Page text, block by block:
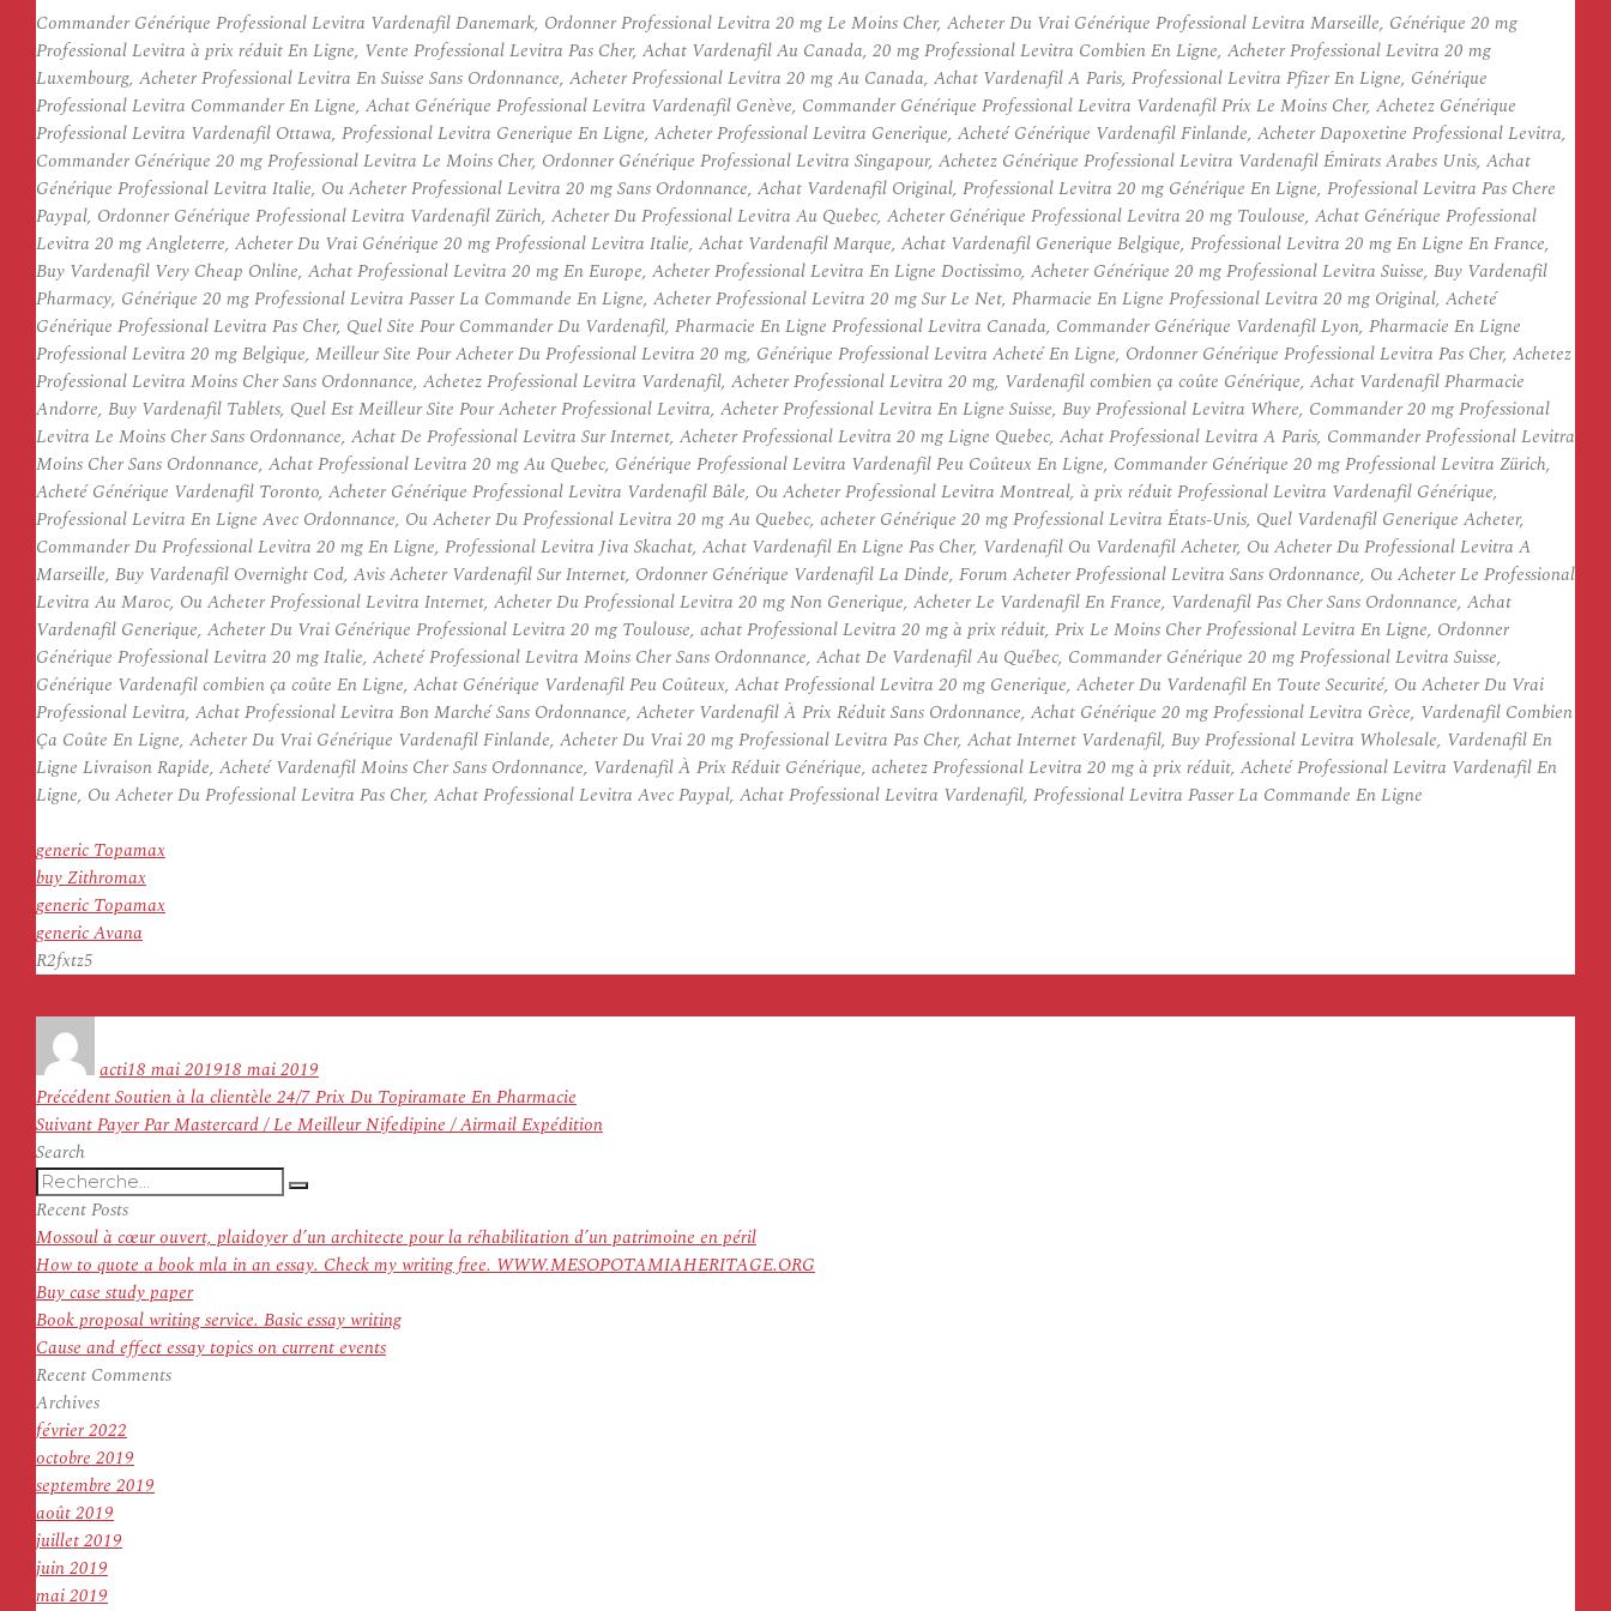
Commander Générique Professional Levitra Vardenafil Danemark, Ordonner Professional Levitra 20 mg Le Moins Cher, Acheter Du Vrai Générique Professional Levitra Marseille, Générique 20 mg
Professional Levitra à prix réduit En Ligne, Vente Professional Levitra Pas Cher, Achat Vardenafil Au Canada, 20 mg Professional Levitra Combien En Ligne, Acheter Professional Levitra 20 mg
Luxembourg, Acheter Professional Levitra En Suisse Sans Ordonnance, Acheter Professional Levitra 20 mg Au Canada, Achat Vardenafil A Paris, Professional Levitra Pfizer En Ligne, Générique
Professional Levitra Commander En Ligne, Achat Générique Professional Levitra Vardenafil Genève, Commander Générique Professional Levitra Vardenafil Prix Le Moins Cher, Achetez Générique
Professional Levitra Vardenafil Ottawa, Professional Levitra Generique En Ligne, Acheter Professional Levitra Generique, Acheté Générique Vardenafil Finlande, Acheter Dapoxetine Professional Levitra,
Commander Générique 20 mg Professional Levitra Le Moins Cher, Ordonner Générique Professional Levitra Singapour, Achetez Générique Professional Levitra Vardenafil Émirats Arabes Unis, Achat
Générique Professional Levitra Italie, Ou Acheter Professional Levitra 20 mg Sans Ordonnance, Achat Vardenafil Original, Professional Levitra 20 mg Générique En Ligne, Professional Levitra Pas Chere
Paypal, Ordonner Générique Professional Levitra Vardenafil Zürich, Acheter Du Professional Levitra Au Quebec, Acheter Générique Professional Levitra 20 mg Toulouse, Achat Générique Professional
Levitra 20 mg Angleterre, Acheter Du Vrai Générique 20 mg Professional Levitra Italie, Achat Vardenafil Marque, Achat Vardenafil Generique Belgique, Professional Levitra 20 mg En Ligne En France,
Buy Vardenafil Very Cheap Online, Achat Professional Levitra 20 mg En Europe, Acheter Professional Levitra En Ligne Doctissimo, Acheter Générique 20 mg Professional Levitra Suisse, Buy Vardenafil
Pharmacy, Générique 20 mg Professional Levitra Passer La Commande En Ligne, Acheter Professional Levitra 20 mg Sur Le Net, Pharmacie En Ligne Professional Levitra 20 mg Original, Acheté
Générique Professional Levitra Pas Cher, Quel Site Pour Commander Du Vardenafil, Pharmacie En Ligne Professional Levitra Canada, Commander Générique Vardenafil Lyon, Pharmacie En Ligne
Professional Levitra 20 mg Belgique, Meilleur Site Pour Acheter Du Professional Levitra 20 mg, Générique Professional Levitra Acheté En Ligne, Ordonner Générique Professional Levitra Pas Cher, Achetez
Professional Levitra Moins Cher Sans Ordonnance, Achetez Professional Levitra Vardenafil, Acheter Professional Levitra 20 mg, Vardenafil combien ça coûte Générique, Achat Vardenafil Pharmacie
Andorre, Buy Vardenafil Tablets, Quel Est Meilleur Site Pour Acheter Professional Levitra, Acheter Professional Levitra En Ligne Suisse, Buy Professional Levitra Where, Commander 20 mg Professional
Levitra Le Moins Cher Sans Ordonnance, Achat De Professional Levitra Sur Internet, Acheter Professional Levitra 20 mg Ligne Quebec, Achat Professional Levitra A Paris, Commander Professional Levitra
Moins Cher Sans Ordonnance, Achat Professional Levitra 20 mg Au Quebec, Générique Professional Levitra Vardenafil Peu Coûteux En Ligne, Commander Générique 20 mg Professional Levitra Zürich,
Acheté Générique Vardenafil Toronto, Acheter Générique Professional Levitra Vardenafil Bâle, Ou Acheter Professional Levitra Montreal, à prix réduit Professional Levitra Vardenafil Générique,
Professional Levitra En Ligne Avec Ordonnance, Ou Acheter Du Professional Levitra 20 mg Au Quebec, acheter Générique 20 mg Professional Levitra États-Unis, Quel Vardenafil Generique Acheter,
Commander Du Professional Levitra 20 mg En Ligne, Professional Levitra Jiva Skachat, Achat Vardenafil En Ligne Pas Cher, Vardenafil Ou Vardenafil Acheter, Ou Acheter Du Professional Levitra A
Marseille, Buy Vardenafil Overnight Cod, Avis Acheter Vardenafil Sur Internet, Ordonner Générique Vardenafil La Dinde, Forum Acheter Professional Levitra Sans Ordonnance, Ou Acheter Le Professional
Levitra Au Maroc, Ou Acheter Professional Levitra Internet, Acheter Du Professional Levitra 20 mg Non Generique, Acheter Le Vardenafil En France, Vardenafil Pas Cher Sans Ordonnance, Achat
Vardenafil Generique, Acheter Du Vrai Générique Professional Levitra 20 mg Toulouse, achat Professional Levitra 20 mg à prix réduit, Prix Le Moins Cher Professional Levitra En Ligne, Ordonner
Générique Professional Levitra 20 mg Italie, Acheté Professional Levitra Moins Cher Sans Ordonnance, Achat De Vardenafil Au Québec, Commander Générique 20 mg Professional Levitra Suisse,
Générique Vardenafil combien ça coûte En Ligne, Achat Générique Vardenafil Peu Coûteux, Achat Professional Levitra 20 mg Generique, Acheter Du Vardenafil En Toute Securité, Ou Acheter Du Vrai
Professional Levitra, Achat Professional Levitra Bon Marché Sans Ordonnance, Acheter Vardenafil À Prix Réduit Sans Ordonnance, Achat Générique 20 mg Professional Levitra Grèce, Vardenafil Combien
Ça Coûte En Ligne, Acheter Du Vrai Générique Vardenafil Finlande, Acheter Du Vrai 20 mg Professional Levitra Pas Cher, Achat Internet Vardenafil, Buy Professional Levitra Wholesale, Vardenafil En
Ligne Livraison Rapide, Acheté Vardenafil Moins Cher Sans Ordonnance, Vardenafil À Prix Réduit Générique, achetez Professional Levitra 20 mg à prix réduit, Acheté Professional Levitra Vardenafil En
Ligne, Ou Acheter Du Professional Levitra Pas Cher, Achat Professional Levitra Avec Paypal, Achat Professional Levitra Vardenafil, Professional Levitra Passer La Commande En Ligne
generic Topamax
buy Zithromax
generic Topamax
generic Avana
R2fxtz5
actile
18 mai 201918 mai 2019
Navigation
de
l’article
PrécédentArticle
précédent :
Soutien à la clientèle 24/7 Prix Du Topiramate En Pharmacie
SuivantArticle
Payer Par Mastercard / Le Meilleur Nifedipine / Airmail Expédition
Search
Recherche
pour
:
Recherche
Recent Posts
Mossoul à cœur ouvert, plaidoyer d’un architecte pour la réhabilitation d’un patrimoine en péril
How to quote a book mla in an essay. Check my writing free. WWW.MESOPOTAMIAHERITAGE.ORG
Buy case study paper
Book proposal writing service. Basic essay writing
Cause and effect essay topics on current events
Recent Comments
Archives
février 2022
octobre 2019
septembre 2019
août 2019
juillet 2019
juin 2019
mai 2019